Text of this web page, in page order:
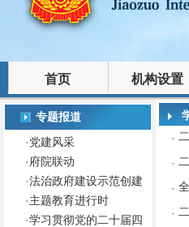
首页 机构设置
裁判文书 法律文库
专题报道
·党建风采
·府院联动
·法治政府建设示范创建
·主题教育进行时
·学习贯彻党的二十届四
·
·
·
·